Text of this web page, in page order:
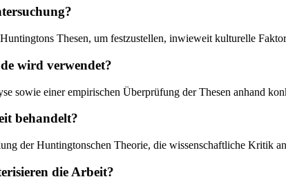
Thesen, um festzustellen, inwieweit kulturelle
wird verwendet?
sowie einer empirischen Überprüfung der Thesen anhand
behandelt?
der Huntingtonschen Theorie, die wissenschaftliche Kritik
die Arbeit?